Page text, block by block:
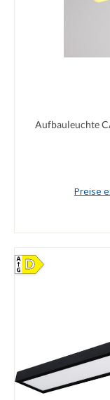
Durchschnittliche
Aufbauleuchte
Preise
D